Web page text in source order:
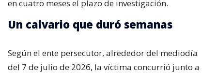
en cuatro meses el plazo de investigación.
Un calvario que duró semanas
Según el ente persecutor, alrededor del mediodía
del 7 de julio de 2026, la víctima concurrió junto a